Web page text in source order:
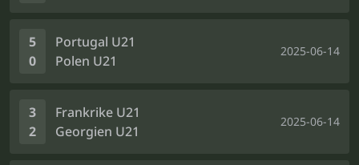
5
0
Portugal U21
Polen U21
2025-06-14
3
2
Frankrike U21
Georgien U21
2025-06-14